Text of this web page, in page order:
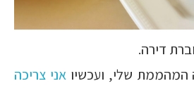
דירה.
המהממת שלי, ועכשיואני צריכה